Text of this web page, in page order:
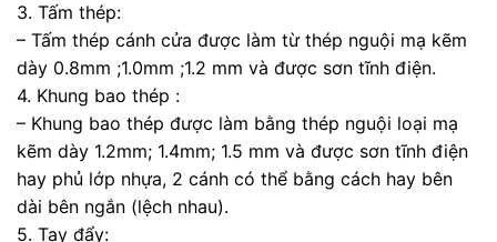
3. Tấm thép:
– Tấm thép cánh cửa được làm từ thép nguội mạ kẽm
dày 0.8mm ;1.0mm ;1.2 mm và được sơn tĩnh điện.
4. Khung bao thép :
– Khung bao thép được làm bằng thép nguội loại mạ
kẽm dày 1.2mm; 1.4mm; 1.5 mm và được sơn tĩnh điện
hay phủ lớp nhựa, 2 cánh có thể bằng cách hay bên
dài bên ngắn (lệch nhau).
5. Tay đẩy: